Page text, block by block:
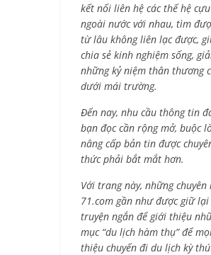
kết nối liên hệ các thế hệ
ngoài nước với nhau, tìm
từ lâu không liên lạc được,
chia sẻ kinh nghiệm sống,
những kỷ niệm thân thương
dưới mái trường.
Đến nay, nhu cầu thông tin
bạn đọc cần rộng mở, buộc
nâng cấp bản tin được
thức phải bắt mắt hơn.
Với trang này, những
71.com gần như được giữ
truyện ngắn để giới thiệu
mục “du lịch hàm thụ” để
thiệu chuyến đi du lịch kỳ